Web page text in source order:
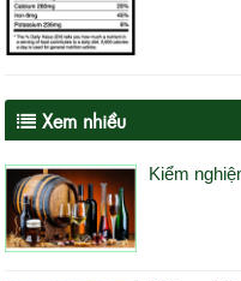
Xem nhiều
Kiểm